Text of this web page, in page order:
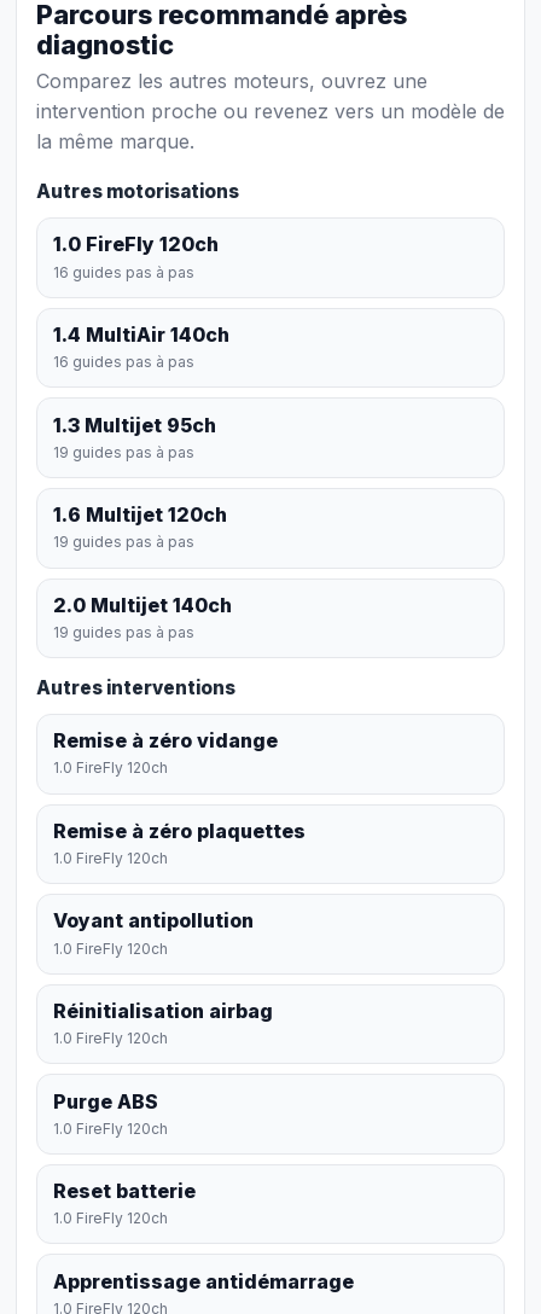
Parcours recommandé après
diagnostic
Comparez les autres moteurs, ouvrez une
intervention proche ou revenez vers un modèle de
la même marque.
Autres motorisations
1.0 FireFly 120ch
16 guides pas à pas
1.4 MultiAir 140ch
16 guides pas à pas
1.3 Multijet 95ch
19 guides pas à pas
1.6 Multijet 120ch
19 guides pas à pas
2.0 Multijet 140ch
19 guides pas à pas
Autres interventions
Remise à zéro vidange
1.0 FireFly 120ch
Remise à zéro plaquettes
1.0 FireFly 120ch
Voyant antipollution
1.0 FireFly 120ch
Réinitialisation airbag
1.0 FireFly 120ch
Purge ABS
1.0 FireFly 120ch
Reset batterie
1.0 FireFly 120ch
Apprentissage antidémarrage
1.0 FireFly 120ch